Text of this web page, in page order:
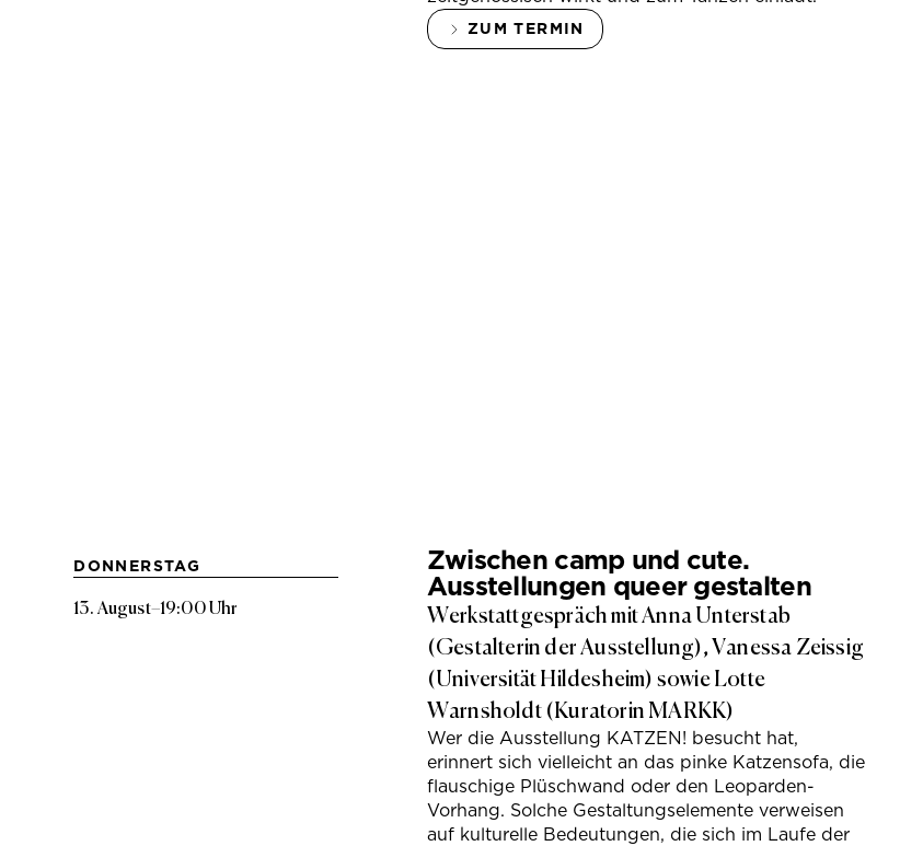
ZUM TERMIN
DONNERSTAG
13. August–19:00 Uhr
Zwischen camp und cute.
Ausstellungen queer gestalten
Werkstattgespräch mit Anna Unterstab
(Gestalterin der Ausstellung), Vanessa Zeissig
(Universität Hildesheim) sowie Lotte
Warnsholdt (Kuratorin MARKK)
Wer die Ausstellung KATZEN! besucht hat,
erinnert sich vielleicht an das pinke Katzensofa, die
flauschige Plüschwand oder den Leoparden-
Vorhang. Solche Gestaltungselemente verweisen
auf kulturelle Bedeutungen, die sich im Laufe der